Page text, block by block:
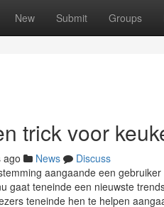
New Submit Groups
trick voor
ago News
Discuss
aangaande een
gaat teneinde een nieuwste
teneinde hen te helpen